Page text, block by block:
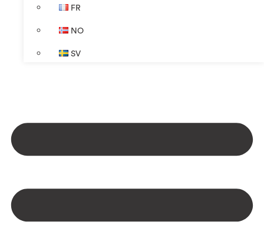
FR
NO
SV